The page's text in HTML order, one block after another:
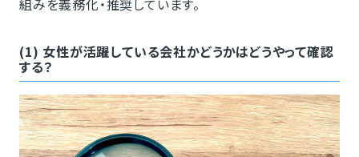
組みを義務化・推奨しています。
(1) 女性が活躍している会社かどうかはどうやって確認
する？